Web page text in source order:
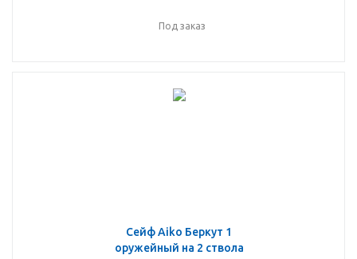
Под заказ
Сейф Aiko Беркут 1
оружейный на 2 ствола